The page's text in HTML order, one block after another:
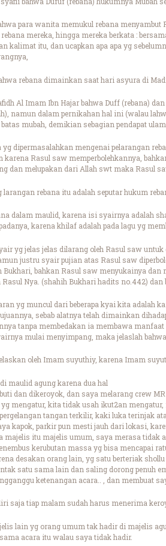
para wanita memukul rebana
mereka, hingga mereka berkata :
kalimat itu, dan ucapkan apa apa yg
rebana dimainkan saat hari asyura di
Al Imam Ibn Hajar bahwa Duff (rebana)
namun dalam pernikahan hal ini (walau
mubah, demikian sebagian pendapat
yg dipermasalahkan mengenai pelarangan
karena Rasul saw memperbolehkannya,
dan melupakan dari Allah swt maka Rasul
larangan rebana itu adalah seputar hukum
dalam maulid, karena isi syairnya adalah
karena khilaf adalah pada lagu yg
yg jelas jelas dilarang oleh Rasul saw
justru syair pujian atas Rasul saw
Bukhari, bahkan Rasul saw menyukainya
Nya. (shahih Bukhari hadits no.442)
yg muncul dari beberapa kyai kita adalah
sebab alatnya telah dimainkan
tanpa membedakan ia membawa
mulai menyimpang, maka jelaslah
oleh Imam suyuthiy, karena Imam
maulid agung karena dua hal
dan dikeroyok, dan saya melarang crew
mengatur, kita tidak usah ikut2an
tangan terkilir, kaki luka terinjak
kapok, parkir pun mesti jauh dari lokasi,
majelis itu majelis umum, saya merasa tidak
kerubutan massa yg bisa mencapai
desakan orang lain, yg satu berteriak
satu sama lain dan saling dorong penuh
ketenangan acara.. , dan membuat
saja tiap malam sudah harus menerima
lain yg orang umum tak hadir di majelis
acara itu walau saya tidak hadir.